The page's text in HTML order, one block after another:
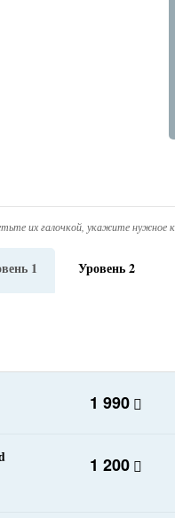
их галочкой, укажите нужное
1 Уровень 2
1 990
1 200